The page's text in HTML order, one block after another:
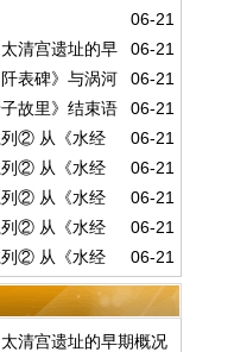
06-21
06-21
清宫遗址的早
06-21
表碑》与涡河
06-21
故里》结束语
06-21
列② 从《水经
06-21
列② 从《水经
06-21
列② 从《水经
06-21
列② 从《水经
06-21
列② 从《水经
清宫遗址的早期概况